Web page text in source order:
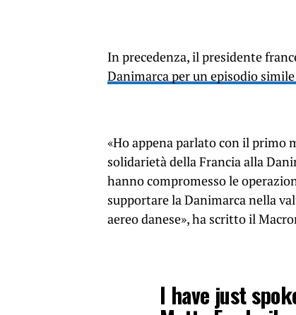
In precedenza, il presidente
Danimarca per un episodio
«Ho appena parlato con il primo
solidarietà della Francia alla
hanno compromesso le
supportare la Danimarca nella
aereo danese», ha scritto il
I have just